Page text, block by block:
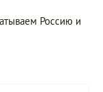
Россию и